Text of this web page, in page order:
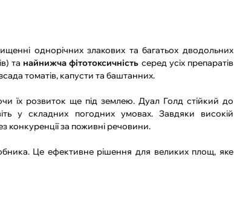
однорічних злакових та багатьох дводольних
та найнижча фітотоксичність серед усіх препаратів
томатів, капусти та баштанних.
їх розвиток ще під землею. Дуал Голд стійкий до
у складних погодних умовах. Завдяки високій
конкуренції за поживні речовини.
Це ефективне рішення для великих площ, яке